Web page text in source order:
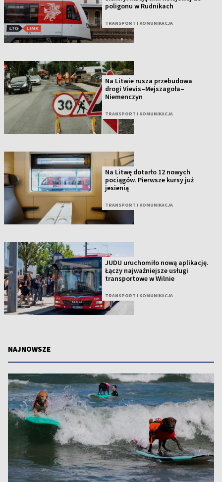
poligonu w Rudnikach
TRANSPORT I KOMUNIKACJA
Na Litwie rusza przebudowa
drogi Vievis–Mejszagoła–
Niemenczyn
TRANSPORT I KOMUNIKACJA
Na Litwę dotarło 12 nowych
pociągów. Pierwsze kursy już
jesienią
TRANSPORT I KOMUNIKACJA
JUDU uruchomiło nową aplikację.
Łączy najważniejsze usługi
transportowe w Wilnie
TRANSPORT I KOMUNIKACJA
NAJNOWSZE